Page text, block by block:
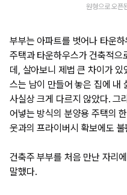
원형으로 오픈
부부는 아파트를 벗어나 타운
주택과 타운하우스가 건축적으
데, 살아보니 제법 큰 차이가
스는 남이 만들어 놓은 집에 내
사실상 크게 다르지 않았다. 그
어넣는 방식의 분양용 주택의
웃과의 프라이버시 확보에도
건축주 부부를 처음 만난 자리
말했다.